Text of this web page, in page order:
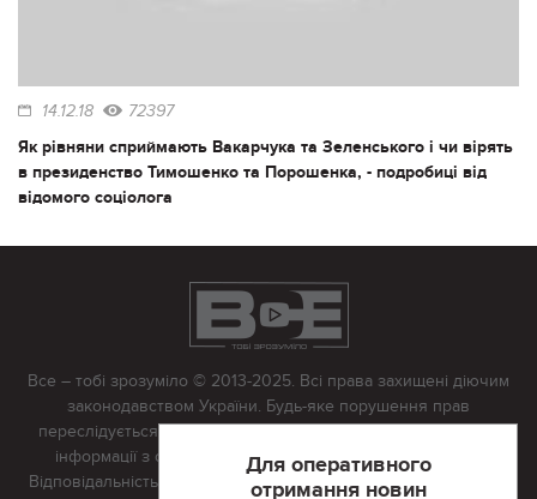
14.12.18 72397
Як рівняни сприймають Вакарчука та Зеленського і чи вірять
в президенство Тимошенко та Порошенка, - подробиці від
відомого соціолога
Для оперативного
отримання новин
Все – тобі зрозуміло © 2013-2025. Всі права захищені діючим
законодавством України. Будь-яке порушення прав
переслідується в судовому порядку. Будь-яке відтворення
інформації з сайту тільки з письмово дозволу редакції.
Відповідальність за достовірність усіх матеріалів, розміщених